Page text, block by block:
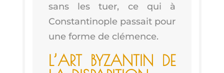
sans les tuer, ce qui à
Constan­ti­nople pas­sait pour
une forme de clémence.
L’ART BYZAN­TIN DE